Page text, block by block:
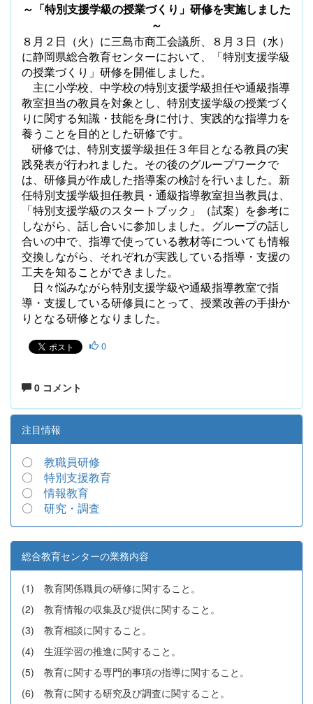
～「特別支援学級の授業づくり」研修を実施しました
～
８月２日（火）に三島市商工会議所、８月３日（水）
に静岡県総合教育センターにおいて、
「特別支援学級
の授業づくり」研修を開催しました。
主に小学校、中学校の特別支援学級担任や通級指導
教室担当の教員を対象とし、特別支援学級の授業づく
りに関する知識・技能を身に付け、実践的な指導力を
養うことを目的とした研修です。
研修では、特別支援学級担任３年目となる教員の実
践発表が行われました。その後のグループワークで
は、研修員が作成した指導案の検討を行いました。新
任特別支援学級担任教員・通級指導教室担当教員は、
「特別支援学級のスタートブック」（試案）を参考に
しながら、話し合いに参加しました。グループの話し
合いの中で、指導で使っている教材等についても情報
交換しながら、それぞれが実践している指導・支援の
工夫を知ることができました。
日々悩みながら特別支援学級や通級指導教室で指
導・支援している研修員にとって、授業改善の手掛か
りとなる研修となりました。
0
0 コメント
注目情報
〇 教職員研修
〇 特別支援教育
〇情報教育
〇 研究・調査
総合教育センターの業務内容
(1) 教育関係職員の研修に関すること。
(2) 教育情報の収集及び提供に関すること。
(3) 教育相談に関すること。
(4) 生涯学習の推進に関すること。
(5) 教育に関する専門的事項の指導に関すること。
(6) 教育に関する研究及び調査に関すること。